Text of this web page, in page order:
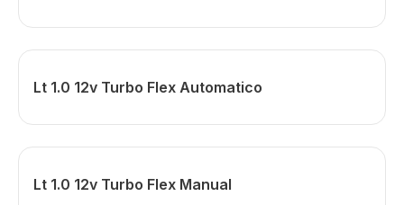
Lt 1.0 12v Turbo Flex Automatico
Lt 1.0 12v Turbo Flex Manual